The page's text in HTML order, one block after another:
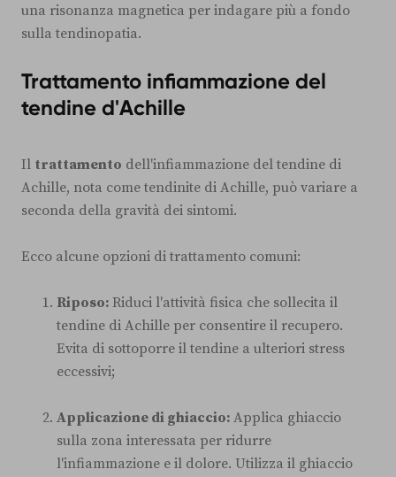
una risonanza magnetica per indagare più a fondo
sulla tendinopatia.
Trattamento infiammazione del
tendine d'Achille
Il trattamento dell'infiammazione del tendine di
Achille, nota come tendinite di Achille, può variare a
seconda della gravità dei sintomi.
Ecco alcune opzioni di trattamento comuni:
Riposo: Riduci l'attività fisica che sollecita il
tendine di Achille per consentire il recupero.
Evita di sottoporre il tendine a ulteriori stress
eccessivi;
Applicazione di ghiaccio: Applica ghiaccio
sulla zona interessata per ridurre
l'infiammazione e il dolore. Utilizza il ghiaccio